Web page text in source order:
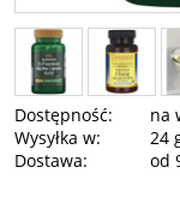
Dostępność:
na
Wysyłka w:
24
Dostawa:
od
Cena nie zawiera